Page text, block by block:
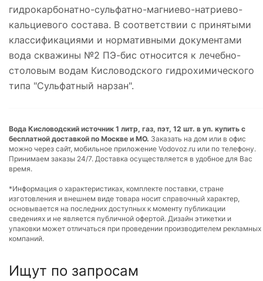
гидрокарбонатно-сульфатно-магниево-натриево-
кальциевого состава. В соответствии с принятыми
классификациями и нормативными документами
вода скважины №2 ПЭ-бис относится к лечебно-
столовым водам Кисловодского гидрохимического
типа "Сульфатный нарзан".
Вода Кисловодский источник 1 литр, газ, пэт, 12 шт. в уп. купить с
бесплатной доставкой по Москве и МО. Заказать на дом или в офис
можно через сайт, мобильное приложение Vodovoz.ru или по телефону.
Принимаем заказы 24/7. Доставка осуществляется в удобное для Вас
время.
*Информация о характеристиках, комплекте поставки, стране
изготовления и внешнем виде товара носит справочный характер,
основывается на последних доступных к моменту публикации
сведениях и не является публичной офертой. Дизайн этикетки и
упаковки может отличаться при проведении производителем рекламных
компаний.
Ищут по запросам